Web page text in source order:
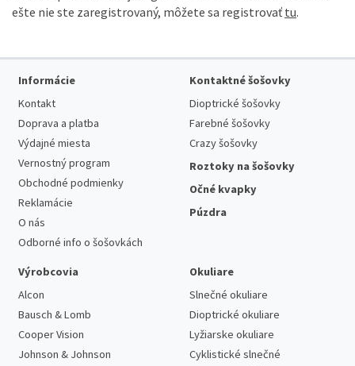
ešte nie ste zaregistrovaný, môžete sa registrovať tu.
Informácie
Kontakt
Doprava a platba
Výdajné miesta
Vernostný program
Obchodné podmienky
Reklamácie
O nás
Odborné info o šošovkách
Kontaktné šošovky
Dioptrické šošovky
Farebné šošovky
Crazy šošovky
Roztoky na šošovky
Očné kvapky
Púzdra
Výrobcovia
Alcon
Bausch & Lomb
Cooper Vision
Johnson & Johnson
Okuliare
Slnečné okuliare
Dioptrické okuliare
Lyžiarske okuliare
Cyklistické slnečné